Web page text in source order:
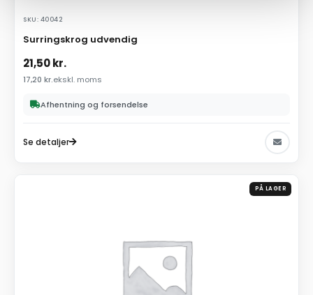
SKU: 40042
Surringskrog udvendig
21,50kr.
17,20 kr.ekskl. moms
Afhentning og forsendelse
Se detaljer
PÅ LAGER